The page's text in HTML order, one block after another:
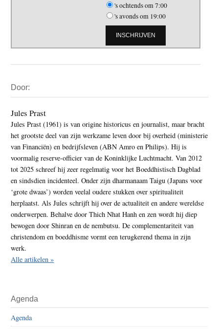
's ochtends om 7:00
's avonds om 19:00
Sidebar
Door:
Jules Prast
Jules Prast (1961) is van origine historicus en journalist, maar bracht
het grootste deel van zijn werkzame leven door bij overheid (ministerie
van Financiën) en bedrijfsleven (ABN Amro en Philips). Hij is
voormalig reserve-officier van de Koninklijke Luchtmacht. Van 2012
tot 2025 schreef hij zeer regelmatig voor het Boeddhistisch Dagblad
en sindsdien incidenteel. Onder zijn dharmanaam Taigu (Japans voor
‘grote dwaas’) worden veelal oudere stukken over spiritualiteit
herplaatst. Als Jules schrijft hij over de actualiteit en andere wereldse
onderwerpen. Behalve door Thich Nhat Hanh en zen wordt hij diep
bewogen door Shinran en de nembutsu. De complementariteit van
christendom en boeddhisme vormt een terugkerend thema in zijn
werk.
Alle artikelen »
Agenda
Agenda